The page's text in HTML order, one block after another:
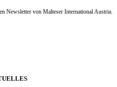
Newsletter von Malteser International Austria.